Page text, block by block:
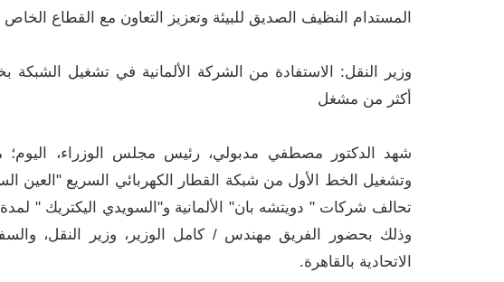
المستدام النظيف الصديق للبيئة وتعزيز التعاون مع القطاع الخاص
وزير النقل: الاستفادة من الشركة الألمانية في تشغيل الشبكة
أكثر من مشغل
شهد الدكتور مصطفي مدبولي، رئيس مجلس الوزراء، اليوم؛
وتشغيل الخط الأول من شبكة القطار الكهربائي السريع "العين
وذلك بحضور الفريق مهندس / كامل الوزير، وزير النقل،
الاتحادية بالقاهرة.